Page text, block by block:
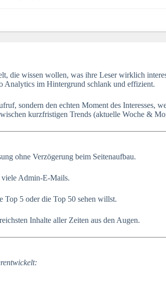
die wissen wollen, was ihre Leser wirklich
Analytics im Hintergrund schlank und effizient.
sondern den echten Moment des Interesses,
kurzfristigen Trends (aktuelle Woche &
ohne Verzögerung beim Seitenaufbau.
Admin-E-Mails.
Top 5 oder die Top 50 sehen willst.
Inhalte aller Zeiten aus den Augen.